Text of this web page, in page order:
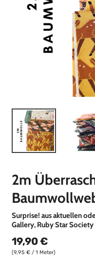
2m
Surprise! aus aktuellen
Gallery, Ruby Star Society
19,90 €
(9,95 € / 1 Meter)